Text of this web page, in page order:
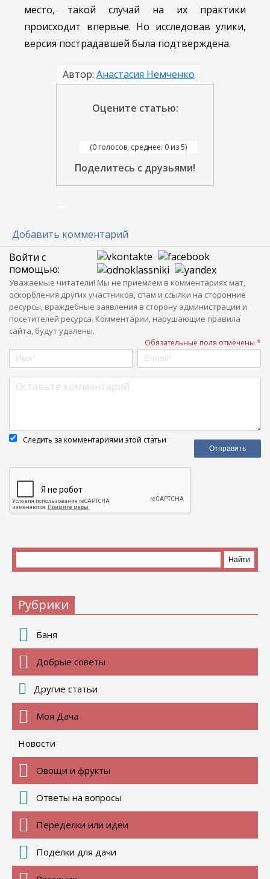
место, такой случай на их практики
происходит впервые. Но исследовав улики,
версия пострадавшей была подтверждена.
Автор: Анастасия Немченко
Оцените статью:
(0 голосов, среднее: 0 из 5)
Поделитесь с друзьями!
Добавить комментарий
Войти с
помощью:
Уважаемые читатели! Мы не приемлем в комментариях мат,
оскорбления других участников, спам и ссылки на сторонние
ресурсы, враждебные заявления в сторону администрации и
посетителей ресурса. Комментарии, нарушающие правила
сайта, будут удалены.
Обязательные поля отмечены *
Следить за комментариями этой статьи
Рубрики
Баня
Добрые советы
Другие статьи
Моя Дача
Новости
Овощи и фрукты
Ответы на вопросы
Переделки или идеи
Поделки для дачи